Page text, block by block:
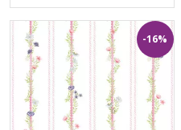
-16%